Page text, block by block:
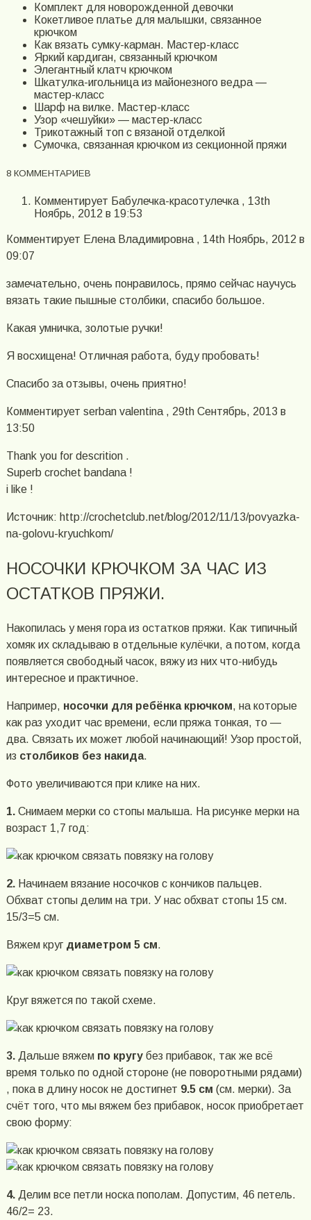
Комплект для новорожденной девочки
Кокетливое платье для малышки, связанное
крючком
Как вязать сумку-карман. Мастер-класс
Яркий кардиган, связанный крючком
Элегантный клатч крючком
Шкатулка-игольница из майонезного ведра —
мастер-класс
Шарф на вилке. Мастер-класс
Узор «чешуйки» — мастер-класс
Трикотажный топ с вязаной отделкой
Сумочка, связанная крючком из секционной пряжи
8 КОММЕНТАРИЕВ
Комментирует Бабулечка-красотулечка , 13th
Ноябрь, 2012 в 19:53
Комментирует Елена Владимировна , 14th Ноябрь, 2012 в
09:07
замечательно, очень понравилось, прямо сейчас научусь
вязать такие пышные столбики, спасибо большое.
Какая умничка, золотые ручки!
Я восхищена! Отличная работа, буду пробовать!
Спасибо за отзывы, очень приятно!
Комментирует serban valentina , 29th Сентябрь, 2013 в
13:50
Thank you for descrition .
Superb crochet bandana !
i like !
Источник: http://crochetclub.net/blog/2012/11/13/povyazka-
na-golovu-kryuchkom/
НОСОЧКИ КРЮЧКОМ ЗА ЧАС ИЗ
ОСТАТКОВ ПРЯЖИ.
Накопилась у меня гора из остатков пряжи. Как типичный
хомяк их складываю в отдельные кулёчки, а потом, когда
появляется свободный часок, вяжу из них что-нибудь
интересное и практичное.
Например, носочки для ребёнка крючком, на которые
как раз уходит час времени, если пряжа тонкая, то —
два. Связать их может любой начинающий! Узор простой,
из столбиков без накида.
Фото увеличиваются при клике на них.
1.Снимаем мерки со стопы малыша. На рисунке мерки на
возраст 1,7 год:
2.Начинаем вязание носочков с кончиков пальцев.
Обхват стопы делим на три. У нас обхват стопы 15 см.
15/3=5 см.
Вяжем круг диаметром 5 см.
Круг вяжется по такой схеме.
3.Дальше вяжем по кругубез прибавок, так же всё
время только по одной стороне (не поворотными рядами)
, пока в длину носок не достигнет 9.5 см (см. мерки). За
счёт того, что мы вяжем без прибавок, носок приобретает
свою форму:
4.Делим все петли носка пополам. Допустим, 46 петель.
46/2= 23.